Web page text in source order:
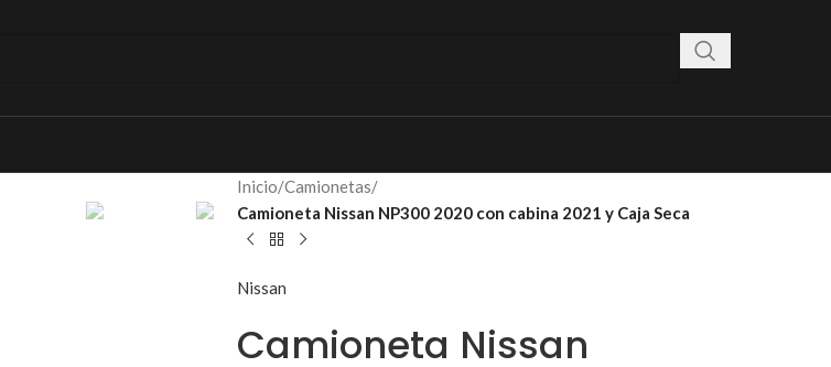
Inicio/Camionetas/
Camioneta Nissan NP300 2020 con cabina 2021 y Caja Seca
Nissan
Camioneta Nissan